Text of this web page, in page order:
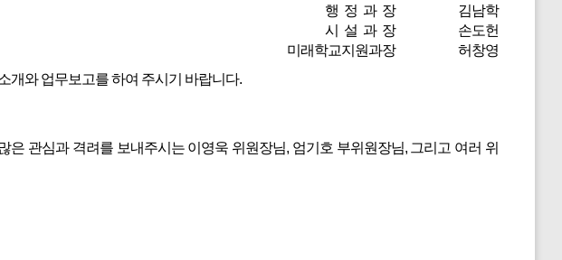
행 정 과 장 김남학
시 설 과 장 손도헌
미래학교지원과장 허창영
와 업무보고를 하여 주시기 바랍니다.
관심과 격려를 보내주시는 이영욱 위원장님, 엄기호 부위원장님, 그리고 여러 위